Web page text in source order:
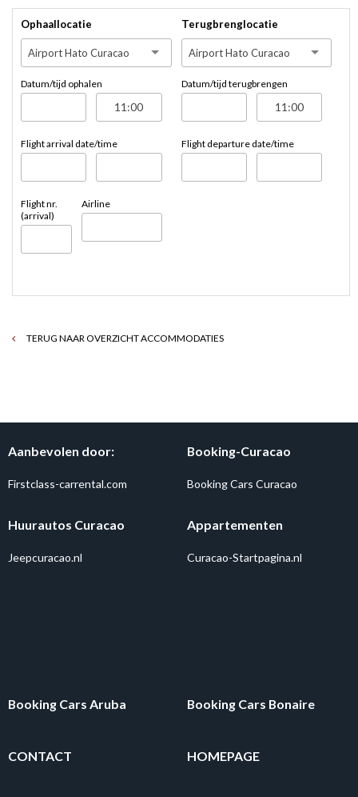
Ophaallocatie
Airport Hato Curacao
Datum/tijd ophalen
Flight arrival date/time
Flight nr.
(arrival)
Airline
Terugbrenglocatie
Airport Hato Curacao
Datum/tijd terugbrengen
Flight departure date/time
TERUG NAAR OVERZICHT ACCOMMODATIES
Aanbevolen door:
Firstclass-carrental.com
Booking-Curacao
Booking Cars Curacao
Huurautos Curacao
Jeepcuracao.nl
Appartementen
Curacao-Startpagina.nl
Booking Cars Aruba Booking Cars Bonaire
CONTACT HOMEPAGE